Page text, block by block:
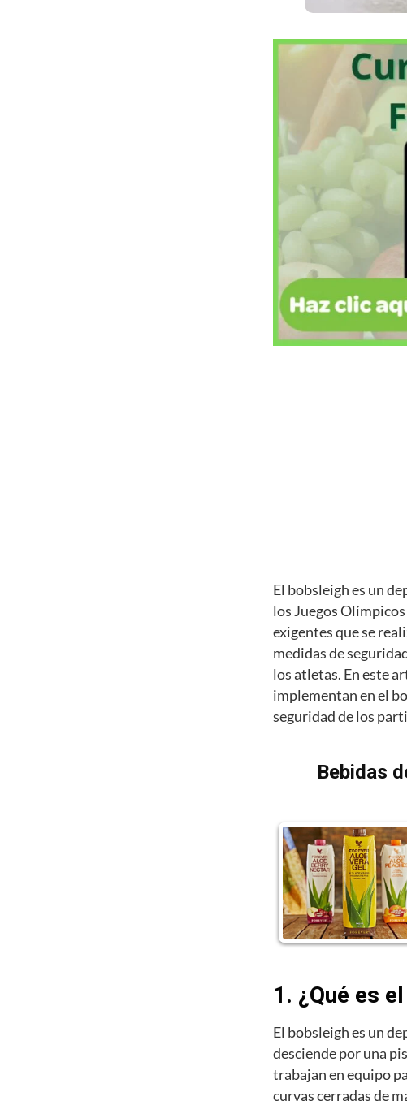
El bobsleigh es un
los Juegos
exigentes que se
medidas de
los atletas. En este
implementan en el
seguridad de los
Bebidas
1. ¿Qué es
El bobsleigh es un
desciende por una
trabajan en equipo
curvas cerradas de